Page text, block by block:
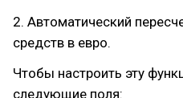
2. Автоматический
средств в евро.
Чтобы настроить эту
следующие поля: